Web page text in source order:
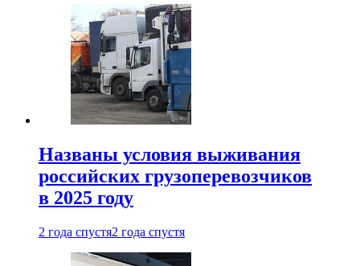
Названы условия выживания
российских грузоперевозчиков
в 2025 году
2 года спустя2 года спустя